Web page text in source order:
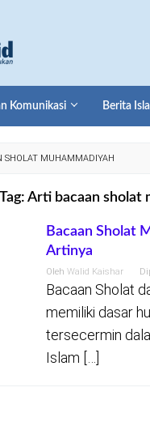
Komunikasi Berita
SHOLAT MUHAMMADIYAH
Tag: Arti bacaan sholat
Bacaan Sholat
Artinya
Oleh Walid Kaishar
Bacaan Sholat
memiliki dasar
tersecermin
Islam […]